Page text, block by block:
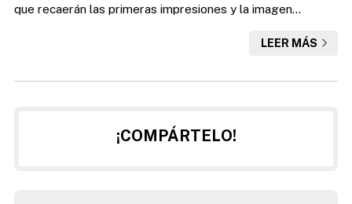
que recaerán las primeras impresiones y la imagen
extremar el cuidado para que en todo momento nuestro
descuidar tampoco un revestimiento óptimo para la
LEER MÁS
¡COMPÁRTELO!